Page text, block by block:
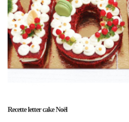
Recette letter cake Noël